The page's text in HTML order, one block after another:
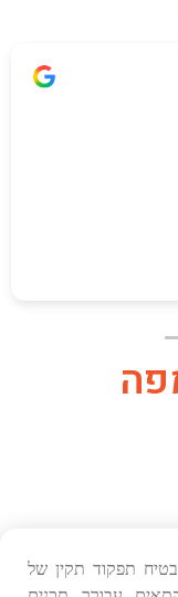
תפקוד תקין של